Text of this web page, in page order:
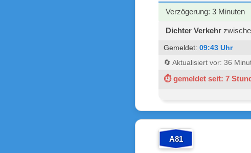
Verzögerung: 3 Minuten
Dichter Verkehr
Gemeldet: 09:43 Uhr
🔄 Aktualisiert vor: 36
⏱ gemeldet seit: 7
A81